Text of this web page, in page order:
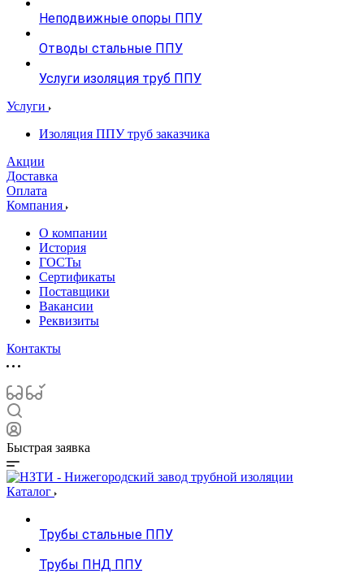
Неподвижные опоры ППУ
Отводы стальные ППУ
Услуги изоляция труб ППУ
Услуги
Изоляция ППУ труб заказчика
Акции
Доставка
Оплата
Компания
О компании
История
ГОСТы
Сертификаты
Поставщики
Вакансии
Реквизиты
Контакты
Быстрая заявка
Каталог
Трубы стальные ППУ
Трубы ПНД ППУ